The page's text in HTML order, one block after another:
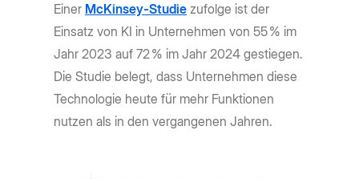
Einer McKinsey-Studie zufolge ist der
Einsatz von KI in Unternehmen von 55 % im
Jahr 2023 auf 72 % im Jahr 2024 gestiegen.
Die Studie belegt, dass Unternehmen diese
Technologie heute für mehr Funktionen
nutzen als in den vergangenen Jahren.